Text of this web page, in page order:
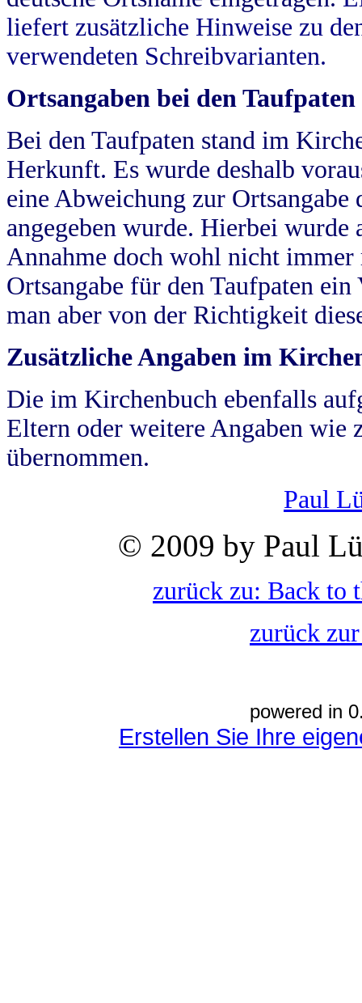
liefert zusätzliche Hinweise zu
verwendeten Schreibvarianten.
Ortsangaben bei den Taufpaten
Bei den Taufpaten stand im
Herkunft. Es wurde deshalb
eine Abweichung zur
angegeben wurde. Hierbei wurde
Annahme doch wohl nicht
Ortsangabe für den Taufpaten
man aber von der Richtigkeit
Zusätzliche Angaben im
Die im Kirchenbuch ebenfalls
Eltern oder weitere Angaben wie
übernommen.
Paul
© 2009 by Paul
zurück zu: Back to
zurück
powered in
Erstellen Sie Ihre